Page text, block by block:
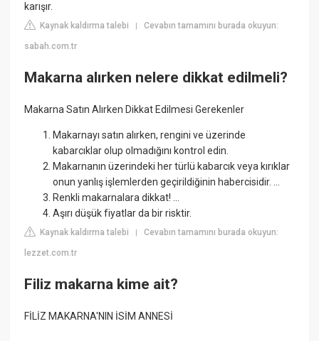
karışır.
Kaynak kaldırma talebi |Cevabın tamamını burada okuyun:
sabah.com.tr
Makarna alırken nelere dikkat edilmeli?
Makarna Satın Alırken Dikkat Edilmesi Gerekenler
Makarnayı satın alırken, rengini ve üzerinde
kabarcıklar olup olmadığını kontrol edin.
Makarnanın üzerindeki her türlü kabarcık veya kırıklar
onun yanlış işlemlerden geçirildiğinin habercisidir. ...
Renkli makarnalara dikkat! ...
Aşırı düşük fiyatlar da bir risktir.
Kaynak kaldırma talebi |Cevabın tamamını burada okuyun:
lezzet.com.tr
Filiz makarna kime ait?
FİLİZ MAKARNA'NIN İSİM ANNESİ